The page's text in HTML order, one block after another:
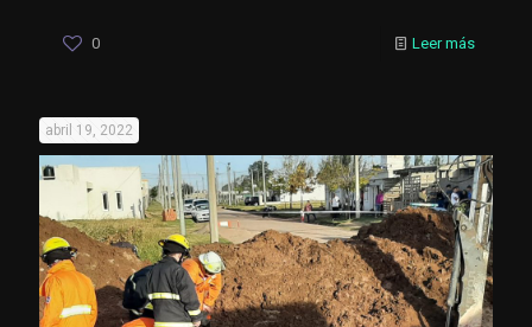
0 Leer más
abril 19, 2022